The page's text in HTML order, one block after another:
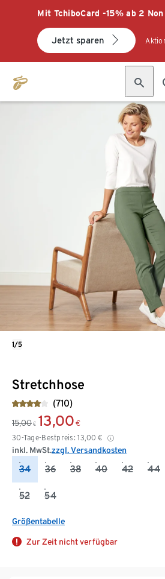
Mit TchiboCard -15% ab 2
Jetzt sparen
Stretchhose
(710)
15,00 € 13,00 €
30-Tage-Bestpreis: 13,00 €
inkl. MwSt.zzgl. Versandkosten
34 36 38 40 42 44
52 54
Größentabelle
Zur Zeit nicht verfügbar
1/5